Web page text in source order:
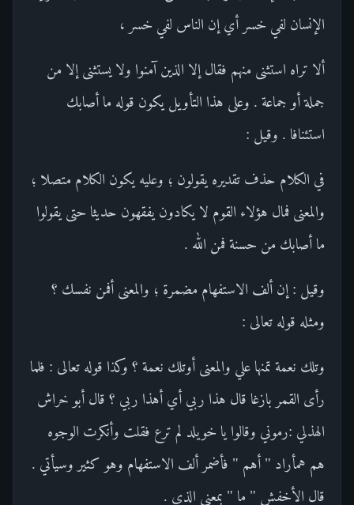
الإنسان لفي خسر أي إن الناس لفي خسر ،
ألا تراه استثنى منهم فقال إلا الذين آمنوا ولا يستثنى إلا من
جملة أو جماعة . وعلى هذا التأويل يكون قوله ما أصابك
استئنافا . وقيل :
في الكلام حذف تقديره يقولون ؛ وعليه يكون الكلام متصلا ؛
والمعنى فمال هؤلاء القوم لا يكادون يفقهون حديثا حتى يقولوا
ما أصابك من حسنة فمن الله .
وقيل : إن ألف الاستفهام مضمرة ؛ والمعنى أفمن نفسك ؟
ومثله قوله تعالى :
وتلك نعمة تمنها علي والمعنى أوتلك نعمة ؟ وكذا قوله تعالى : فلما
رأى القمر بازغا قال هذا ربي أي أهذا ربي ؟ قال أبو خراش
الهذلي :رموني وقالوا يا خويلد لم ترع فقلت وأنكرت الوجوه
هم همأراد " أهم " فأضمر ألف الاستفهام وهو كثير وسيأتي .
قال الأخفش " ما " بمعنى الذي .